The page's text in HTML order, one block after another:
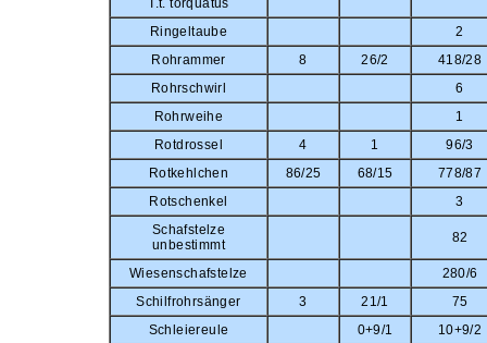
T.t. torquatus
Ringeltaube
2
Rohrammer
8 26/2
418/28
Rohrschwirl
6
Rohrweihe
1
Rotdrossel
4 1
96/3
Rotkehlchen
86/25 68/15
778/87
Rotschenkel
3
Schafstelze
unbestimmt
82
Wiesenschafstelze
280/6
Schilfrohrsänger
3 21/1
75
Schleiereule
0+9/1
10+9/2